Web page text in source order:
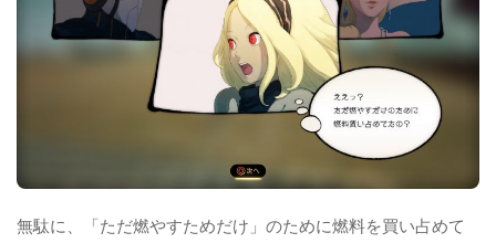
無駄に、「ただ燃やすためだけ」のために燃料を買い占めて